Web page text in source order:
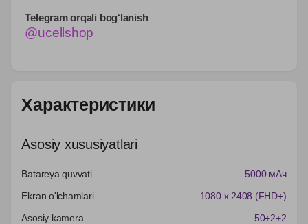
Telegram orqali bog‘lanish
@ucellshop
Характеристики
Asosiy xususiyatlari
Batareya quvvati
5000 мАч
Ekran o'lchamlari
1080 x 2408 (FHD+)
Asosiy kamera
50+2+2